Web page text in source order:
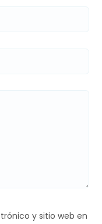
y sitio web en